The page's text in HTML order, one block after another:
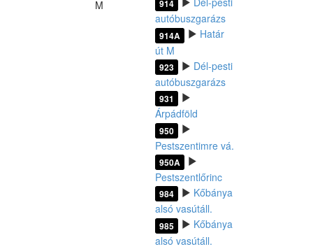
M
914
autóbuszgarázs
914A
Határ
út M
923
Dél-pesti
autóbuszgarázs
931
Árpádföld
950
Pestszentimre vá.
950A
Pestszentlőrinc
984
Kőbánya
alsó vasútáll.
985
Kőbánya
alsó vasútáll.